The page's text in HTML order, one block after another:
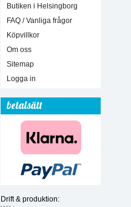
Butiken i Helsingborg
FAQ / Vanliga frågor
Köpvillkor
Om oss
Sitemap
Logga in
betalsätt
Drift & produktion: